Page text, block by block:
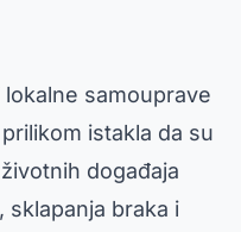
samouprave
istakla da su
događaja
sklapanja braka i